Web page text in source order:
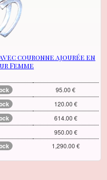
couronne ajourée en
Femme
95.00 €
120.00 €
614.00 €
950.00 €
1,290.00 €